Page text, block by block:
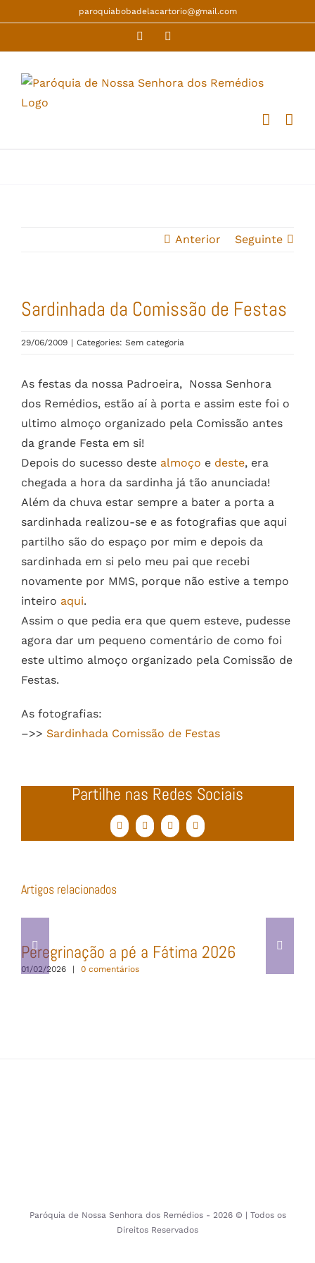
content
paroquiabobadelacartorio@gmail.com
Facebook
Anterior Seguinte
Sardinhada da Comissão de Festas
29/06/2009 | Categories: Sem categoria
As festas da nossa Padroeira, Nossa Senhora
dos Remédios, estão aí à porta e assim este foi o
ultimo almoço organizado pela Comissão antes
da grande Festa em si!
Depois do sucesso deste almoço e deste, era
chegada a hora da sardinha já tão anunciada!
Além da chuva estar sempre a bater a porta a
sardinhada realizou-se e as fotografias que aqui
partilho são do espaço por mim e depois da
sardinhada em si pelo meu pai que recebi
novamente por MMS, porque não estive a tempo
inteiro aqui.
Assim o que pedia era que quem esteve, pudesse
agora dar um pequeno comentário de como foi
este ultimo almoço organizado pela Comissão de
Festas.
As fotografias:
–>> Sardinhada Comissão de Festas
Partilhe nas Redes Sociais
FacebookTwitterWhatsApp
Email
(necessário
Artigos relacionados
Peregrinação a pé a Fátima 2026
01/02/2026 | 0 comentários
Paróquia de Nossa Senhora dos Remédios - 2026 © | Todos os
Direitos Reservados